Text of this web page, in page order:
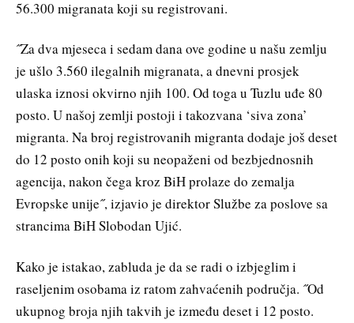
56.300 migranata koji su registrovani.
˝Za dva mjeseca i sedam dana ove godine u našu zemlju
je ušlo 3.560 ilegalnih migranata, a dnevni prosjek
ulaska iznosi okvirno njih 100. Od toga u Tuzlu uđe 80
posto. U našoj zemlji postoji i takozvana ‘siva zona’
migranta. Na broj registrovanih migranta dodaje još deset
do 12 posto onih koji su neopaženi od bezbjednosnih
agencija, nakon čega kroz BiH prolaze do zemalja
Evropske unije˝, izjavio je direktor Službe za poslove sa
strancima BiH Slobodan Ujić.
Kako je istakao, zabluda je da se radi o izbjeglim i
raseljenim osobama iz ratom zahvaćenih područja. ˝Od
ukupnog broja njih takvih je između deset i 12 posto.